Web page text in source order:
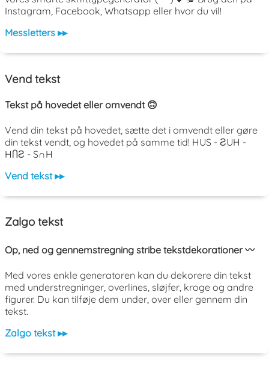
Instagram, Facebook, Whatsapp eller hvor du vil!
Messletters ▸▸
Vend tekst
Tekst på hovedet eller omvendt 🙃
Vend din tekst på hovedet, sætte det i omvendt eller gøre
din tekst vendt, og hovedet på samme tid! HUS - ƧUH -
HႶƧ - S∩H
Vend tekst ▸▸
Zalgo tekst
Op, ned og gennemstregning stribe tekstdekorationer 〰️
Med vores enkle generatoren kan du dekorere din tekst
med understregninger, overlines, sløjfer, kroge og andre
figurer. Du kan tilføje dem under, over eller gennem din
tekst.
Zalgo tekst ▸▸